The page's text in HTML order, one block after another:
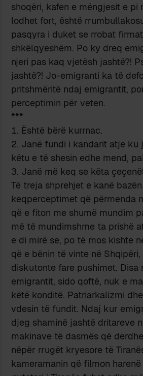
shoqëri, kafen e mëngjesit e pi
lodhet fort, është
pasqyra i duket se rrobat
shkëlqyeshëm. Po ky dreq
njeri pas kaq vjetësh jashtë?!
jashtë?! Jo-emigranti ka të
pritshmëritë ndaj emigrantit,
perceptimin për veten.
***
Është bërë kurrnac.
Janë fundi i kandarit atje ku
këtu e të shesin edhe mend,
Janë më keq se këta
Të treja shprehjet e kanë
keqperceptimet që përmenda
që e fiton me shumë mundim
më të mundimshme ta prishë
e di mirë se, po të mos kishte
që e bënin të vinte në
diskutonte fare pushimet. Disa
emigrantit, sido qoftë, nuk e
këtë konditë. Patriarkalizmi
vdesin të fundit. Ndaj kur
djeg shaminë jashtë dritareve
makinave të dasmës që
nëpër rrugët kryesore të
kameramanin që filmon